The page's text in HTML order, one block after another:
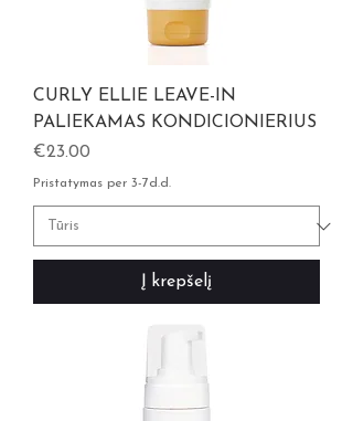
CURLY ELLIE LEAVE-IN
PALIEKAMAS KONDICIONIERIUS
Kaina
€23.00
Pristatymas per 3-7d.d.
Į krepšelį